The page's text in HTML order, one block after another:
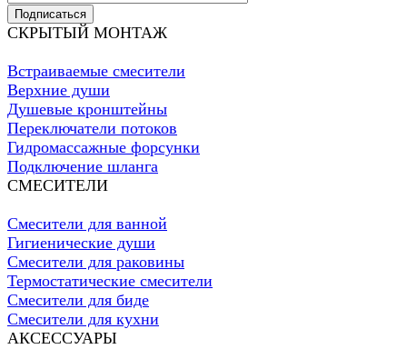
Подписаться
СКРЫТЫЙ МОНТАЖ
Встраиваемые смесители
Верхние души
Душевые кронштейны
Переключатели потоков
Гидромассажные форсунки
Подключение шланга
СМЕСИТЕЛИ
Смесители для ванной
Гигиенические души
Смесители для раковины
Термостатические смесители
Смесители для биде
Смесители для кухни
АКСЕССУАРЫ